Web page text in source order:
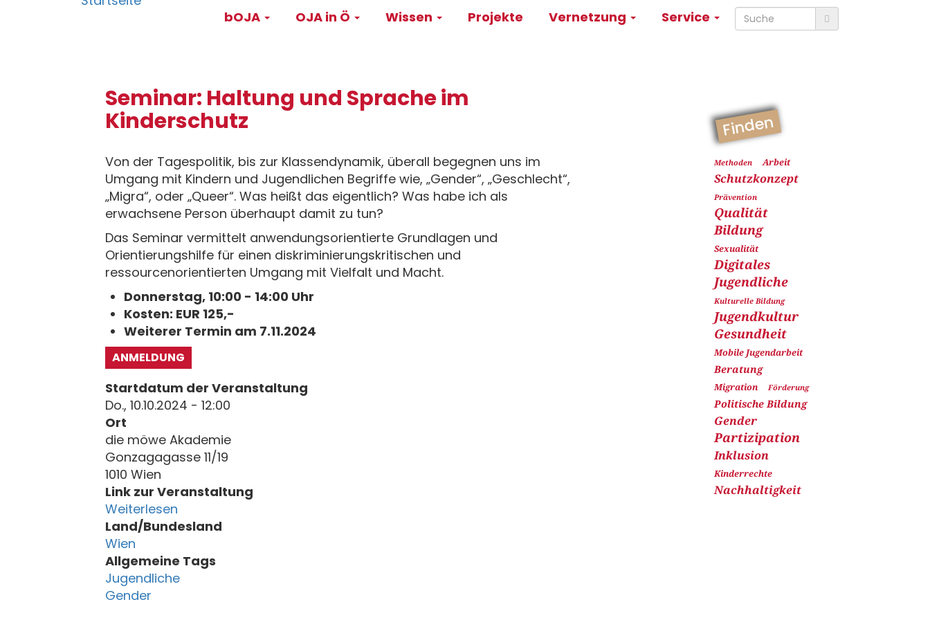
Main
bOJA OJA in Ö Wissen Projekte Vernetzung Service
Seminar: Haltung und Sprache im
Kinderschutz
Von der Tagespolitik, bis zur Klassendynamik, überall begegnen uns im
Umgang mit Kindern und Jugendlichen Begriffe wie, „Gender“, „Geschlecht“,
„Migra“, oder „Queer“. Was heißt das eigentlich? Was habe ich als
erwachsene Person überhaupt damit zu tun?
Das Seminar vermittelt anwendungsorientierte Grundlagen und
Orientierungshilfe für einen diskriminierungskritischen und
ressourcenorientierten Umgang mit Vielfalt und Macht.
Donnerstag, 10:00 - 14:00 Uhr
Kosten: EUR 125,-
Weiterer Termin am 7.11.2024
ANMELDUNG
Startdatum der Veranstaltung
Do., 10.10.2024 - 12:00
Ort
die möwe Akademie
Gonzagagasse 11/19
1010 Wien
Link zur Veranstaltung
Weiterlesen
Land/Bundesland
Wien
Allgemeine Tags
Jugendliche
Gender
Finden
Methoden Arbeit
Schutzkonzept
Prävention
Qualität
Bildung
Sexualität
Digitales
Jugendliche
Kulturelle Bildung
Jugendkultur
Gesundheit
Mobile Jugendarbeit
Beratung
Migration Förderung
Politische Bildung
Gender
Partizipation
Inklusion
Kinderrechte
Nachhaltigkeit